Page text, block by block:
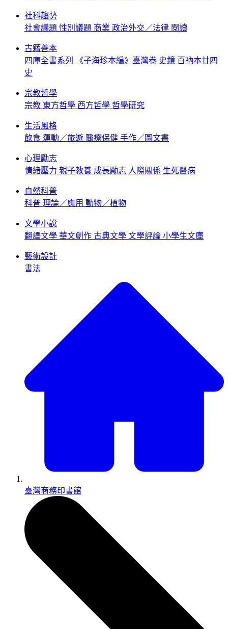
社科趨勢
社會議題 性別議題 商業 政治外交／法律 閱讀
古籍善本
四庫全書系列
《子海珍本編》臺灣卷 史鏡 百衲本廿四
史
宗教哲學
宗教 東方哲學 西方哲學 哲學研究
生活風格
飲食 運動／旅遊 醫療保健 手作／圖文書
心理勵志
情緒壓力 親子教養 成長勵志 人際關係 生死醫病
自然科普
科普 理論／應用 動物／植物
文學小說
翻譯文學 華文創作 古典文學 文學評論 小學生文庫
藝術設計
書法
臺灣商務印書館